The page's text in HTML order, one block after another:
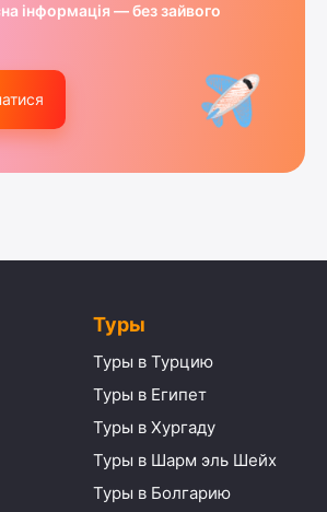
інформація — без зайвого
Туры
Туры в Турцию
Туры в Египет
Туры в Хургаду
Туры в Шарм эль Шейх
Туры в Болгарию